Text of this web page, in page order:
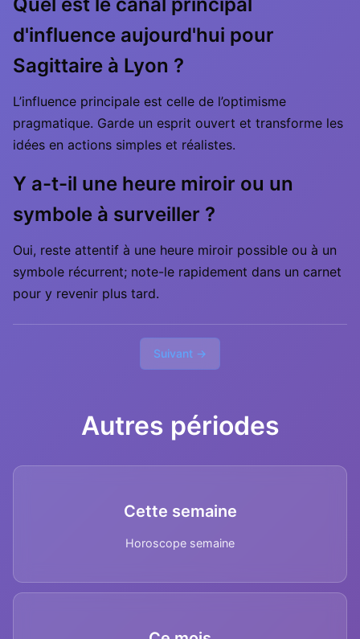
d'influence aujourd'hui pour
Sagittaire à Lyon ?
L’influence principale est celle de l’optimisme
pragmatique. Garde un esprit ouvert et transforme les
idées en actions simples et réalistes.
Y a-t-il une heure miroir ou un
symbole à surveiller ?
Oui, reste attentif à une heure miroir possible ou à un
symbole récurrent; note-le rapidement dans un carnet
pour y revenir plus tard.
Suivant →
Autres périodes
Cette semaine
Horoscope semaine